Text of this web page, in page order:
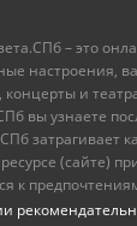
– это
настроения,
и
вы узнаете
затрагивает
(сайте)
к